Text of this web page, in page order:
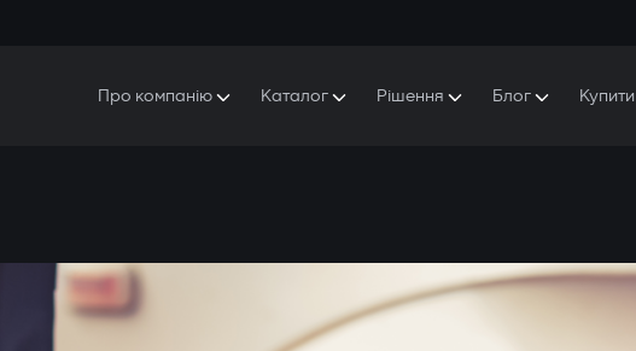
Про компанію
Контакти
Каталог Рішення Блог Купити